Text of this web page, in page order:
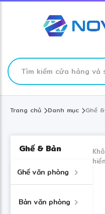
to
Trang chủ Danh mục Ghế
Ghế & Bàn
Ghế văn phòng ›
Bàn văn phòng ›